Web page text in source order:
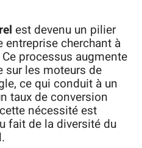
est devenu un pilier
cherchant à
processus augmente
sur les moteurs de
ce qui conduit à un
taux de conversion
nécessité est
fait de la diversité du